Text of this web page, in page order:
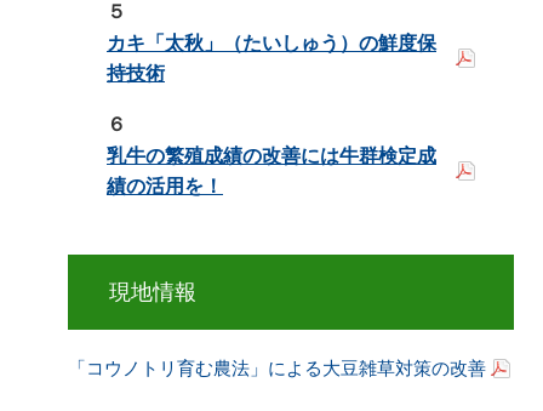
５
カキ「太秋」（たいしゅう）の鮮度保
持技術
６
乳牛の繁殖成績の改善には牛群検定成
績の活用を！
現地情報
「コウノトリ育む農法」による大豆雑草対策の改善